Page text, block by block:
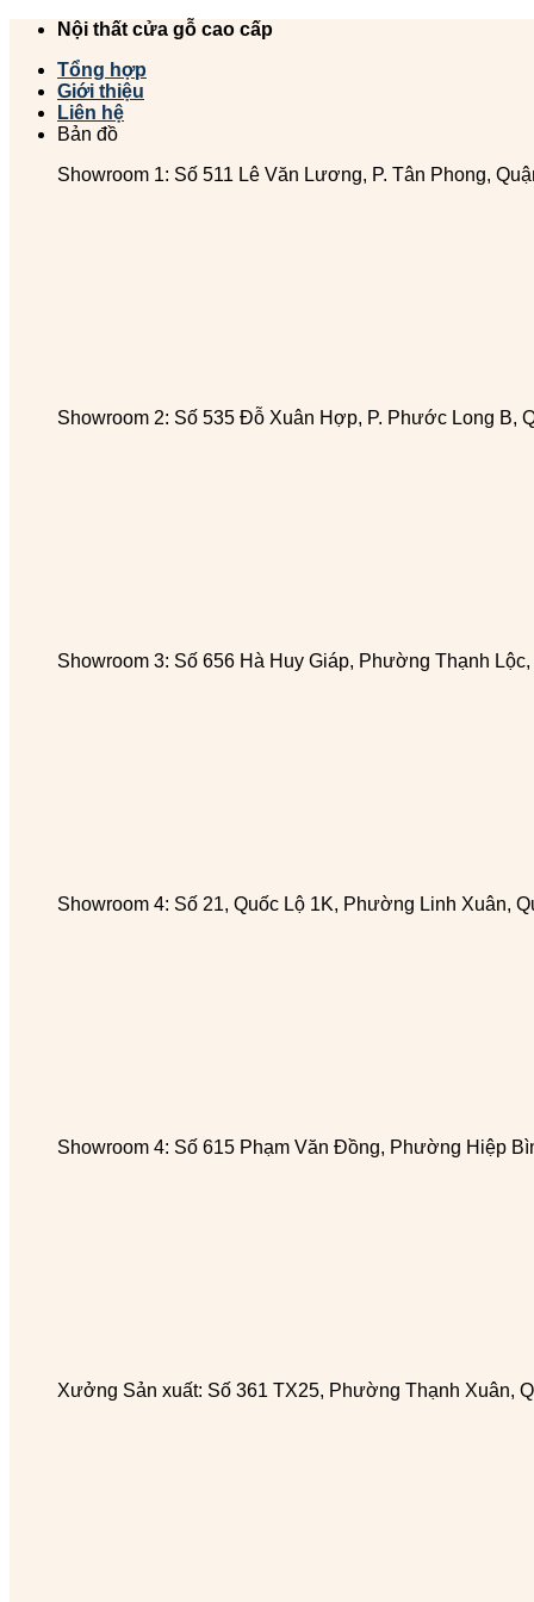
Chuyển
dung
Nội thất cửa gỗ cao cấp
Tổng hợp
Giới thiệu
Liên hệ
Bản đồ
Showroom 1: Số 511 Lê Văn Lương, P. Tân Phong,
Showroom 2: Số 535 Đỗ Xuân Hợp, P. Phước Long B,
Showroom 3: Số 656 Hà Huy Giáp, Phường Thạnh Lộc,
Showroom 4: Số 21, Quốc Lộ 1K, Phường Linh Xuân,
Showroom 4: Số 615 Phạm Văn Đồng, Phường Hiệp
Xưởng Sản xuất: Số 361 TX25, Phường Thạnh Xuân,